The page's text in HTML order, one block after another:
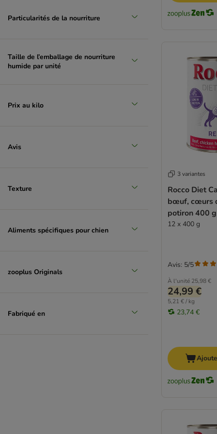
Sans céréales
Surpoids et obésité
Troubles gastro-intestinaux
Particularités de la nourriture
Taille de l’emballage de nourriture
humide par unité
Prix au kilo
Avis
Texture
Aliments spécifiques pour chien
zooplus Originals
Fabriqué en
3 variantes
Rocco Diet
bœuf, cœurs
potiron 400
12 x 400 g
À l'unité 25,98 €
24,99 €
5,21 € / kg
23,74 €
Avis: 5/5